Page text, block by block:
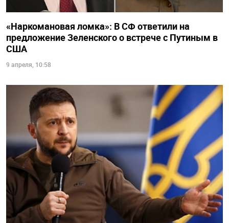
«Наркомановая ломка»: В СФ ответили на
предложение Зеленского о встрече с Путиным в
США
9 апреля, 10:58